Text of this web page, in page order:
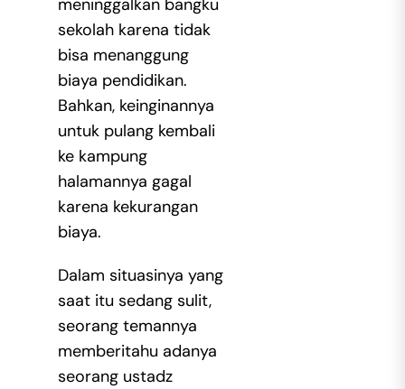
meninggalkan bangku
sekolah karena tidak
bisa menanggung
biaya pendidikan.
Bahkan, keinginannya
untuk pulang kembali
ke kampung
halamannya gagal
karena kekurangan
biaya.
Dalam situasinya yang
saat itu sedang sulit,
seorang temannya
memberitahu adanya
seorang ustadz